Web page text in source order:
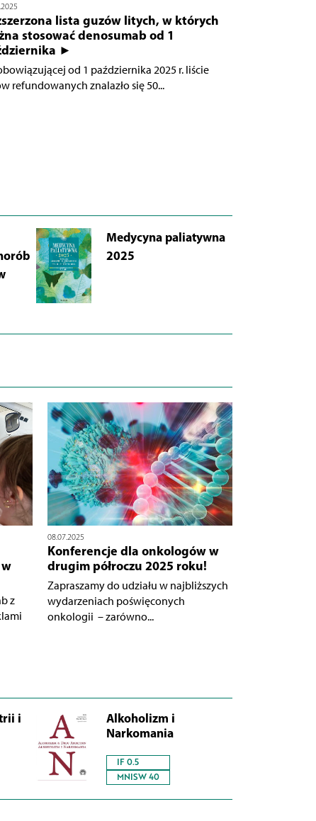
lista guzów litych, w których
stosować denosumab od 1
►
od 1 października 2025 r. liście
refundowanych znalazło się 50...
Medycyna paliatywna
2025
z
08.07.2025
Konferencje dla onkologów w
drugim półroczu 2025 roku!
Zapraszamy do udziału w najbliższych
wydarzeniach poświęconych
onkologii – zarówno...
i
Alkoholizm i
Narkomania
IF 0.5
MNISW 40